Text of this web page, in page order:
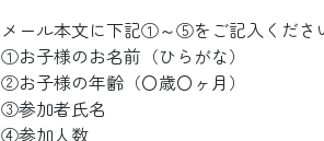
メール本文に下記①～⑤をご記入くださ
①お子様のお名前（ひらがな）
②お子様の年齢（〇歳〇ヶ月）
③参加者氏名
④参加人数